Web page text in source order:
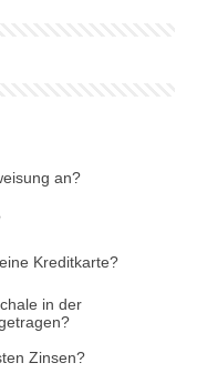
an?
Kreditkarte?
in der
Zinsen?